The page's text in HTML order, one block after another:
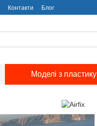
Контакти Блог
Моделі з пластику